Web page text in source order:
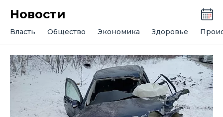
Новости
Власть Общество Экономика Здоровье